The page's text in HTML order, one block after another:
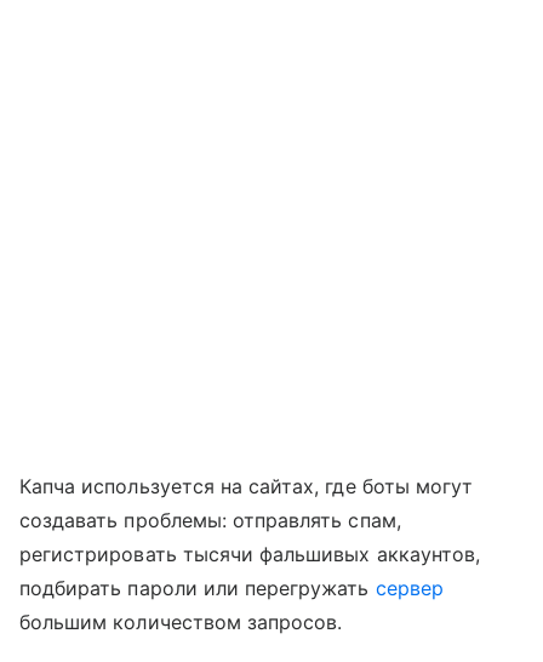
Капча используется на сайтах, где боты могут
создавать проблемы: отправлять спам,
регистрировать тысячи фальшивых аккаунтов,
подбирать пароли или перегружать сервер
большим количеством запросов.